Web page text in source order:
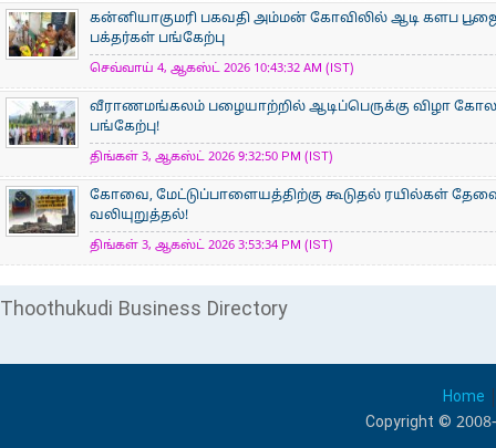
கன்னியாகுமரி பகவதி அம்மன் கோவிலில் ஆடி களப
பக்தர்கள் பங்கேற்பு
செவ்வாய் 4, ஆகஸ்ட் 2026 10:43:32 AM (IST)
வீராணமங்கலம் பழையாற்றில் ஆடிப்பெருக்கு விழா
பங்கேற்பு!
திங்கள் 3, ஆகஸ்ட் 2026 9:32:50 PM (IST)
கோவை, மேட்டுப்பாளையத்திற்கு கூடுதல் ரயில்கள்
வலியுறுத்தல்!
திங்கள் 3, ஆகஸ்ட் 2026 3:53:34 PM (IST)
Thoothukudi Business Directory
Home
Copyright ©